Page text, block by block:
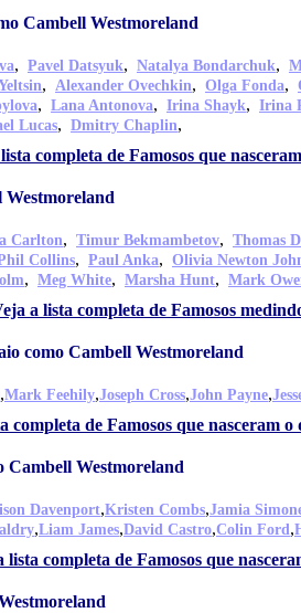
Cambell Westmoreland
, Pavel Datsyuk, Natalya Bondarchuk,
, Alexander Ovechkin, Olga Fonda,
, Lana Antonova, Irina Shayk, Irina
Lucas, Dmitry Chaplin,
completa de Famosos que
Westmoreland
Carlton, Timur Bekmambetov, Thomas
Collins, Paul Anka, Olivia Newton
, Meg White, Marsha Hunt, Mark
a lista completa de Famosos
como Cambell Westmoreland
,Mark Feehily,Joseph Cross,John Payne,
completa de Famosos que nasceram
Cambell Westmoreland
Davenport,Kristen Combs,Jamia
,Liam James,David Castro,Colin Ford,
lista completa de Famosos que